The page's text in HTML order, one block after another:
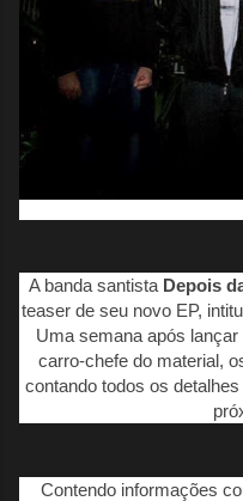
A banda santista Depois
teaser de seu novo EP,
Uma semana após
carro-chefe do material,
contando todos os
Contendo informações